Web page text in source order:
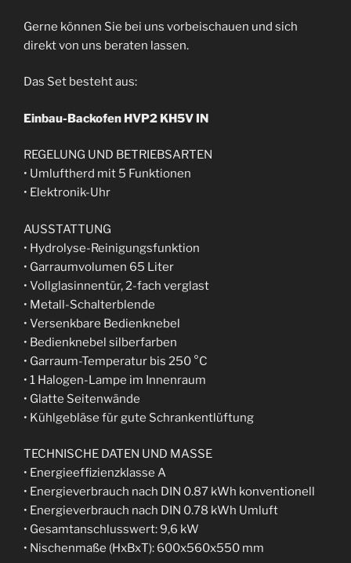
Gerne können Sie bei uns vorbeischauen und sich
direkt von uns beraten lassen.
Das Set besteht aus:
Einbau-Backofen HVP2 KH5V IN
REGELUNG UND BETRIEBSARTEN
• Umluftherd mit 5 Funktionen
• Elektronik-Uhr
AUSSTATTUNG
• Hydrolyse-Reinigungsfunktion
• Garraumvolumen 65 Liter
• Vollglasinnentür, 2-fach verglast
• Metall-Schalterblende
• Versenkbare Bedienknebel
• Bedienknebel silberfarben
• Garraum-Temperatur bis 250 °C
• 1 Halogen-Lampe im Innenraum
• Glatte Seitenwände
• Kühlgebläse für gute Schrankentlüftung
TECHNISCHE DATEN UND MASSE
• Energieeffizienzklasse A
• Energieverbrauch nach DIN 0.87 kWh konventionell
• Energieverbrauch nach DIN 0.78 kWh Umluft
• Gesamtanschlusswert: 9,6 kW
• Nischenmaße (HxBxT): 600x560x550 mm